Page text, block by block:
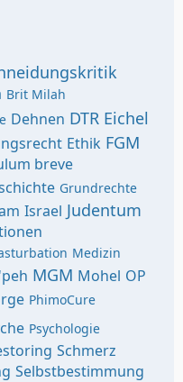
Brit Milah
Dehnen DTR Eichel
Ethik FGM
breve
Grundrechte
Israel Judentum
Medizin
MGM Mohel OP
PhimoCure
Psychologie
Schmerz
Selbstbestimmung